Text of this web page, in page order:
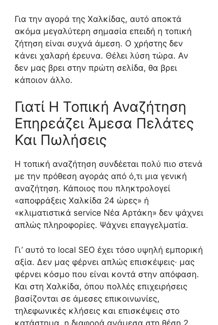
Για την αγορά της Χαλκίδας, αυτό αποκτά
ακόμα μεγαλύτερη σημασία επειδή η τοπική
ζήτηση είναι συχνά άμεση. Ο χρήστης δεν
κάνει χαλαρή έρευνα. Θέλει λύση τώρα. Αν
δεν μας βρει στην πρώτη σελίδα, θα βρει
κάποιον άλλο.
Γιατί Η Τοπική Αναζήτηση
Επηρεάζει Άμεσα Πελάτες
Και Πωλήσεις
Η τοπική αναζήτηση συνδέεται πολύ πιο στενά
με την πρόθεση αγοράς από ό,τι μια γενική
αναζήτηση. Κάποιος που πληκτρολογεί
«αποφράξεις Χαλκίδα 24 ώρες» ή
«κλιματιστικά service Νέα Αρτάκη» δεν ψάχνει
απλώς πληροφορίες. Ψάχνει επαγγελματία.
Γι’ αυτό το local SEO έχει τόσο υψηλή εμπορική
αξία. Δεν μας φέρνει απλώς επισκέψεις· μας
φέρνει κόσμο που είναι κοντά στην απόφαση.
Και στη Χαλκίδα, όπου πολλές επιχειρήσεις
βασίζονται σε άμεσες επικοινωνίες,
τηλεφωνικές κλήσεις και επισκέψεις στο
κατάστημα, η διαφορά ανάμεσα στη θέση 2